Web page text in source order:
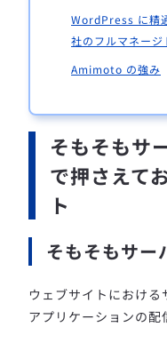
WordPress に精
社のフルマネージ
Amimoto の強み
そもそもサ
で押さえて
ト
そもそもサー
ウェブサイトにおけ
アプリケーションの配